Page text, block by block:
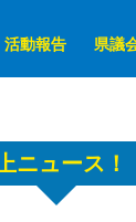
活動報告 県議
ニュース！